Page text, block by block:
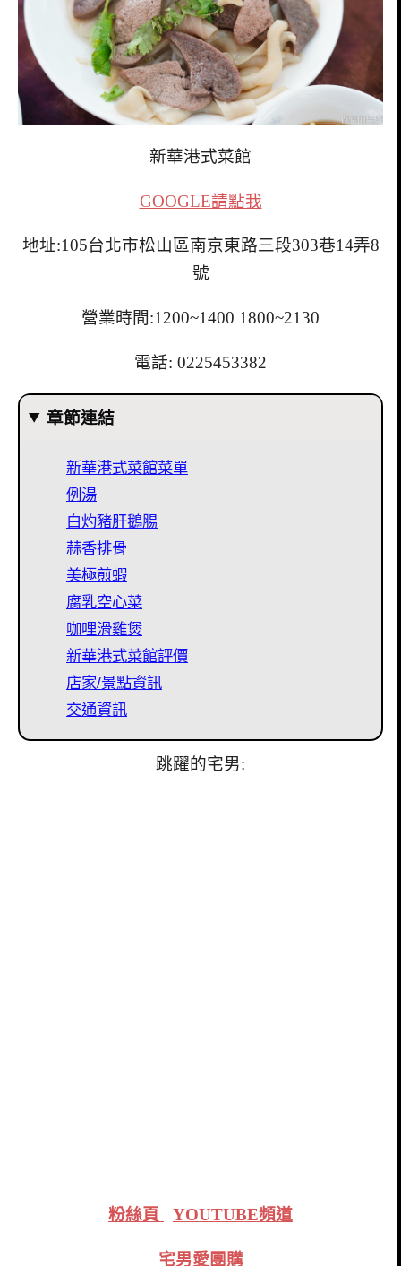
新華港式菜館
GOOGLE請點我
地址:105台北市松山區南京東路三段303巷14弄8
號
營業時間:1200~1400 1800~2130
電話: 0225453382
章節連結
新華港式菜館菜單
例湯
白灼豬肝鵝腸
蒜香排骨
美極煎蝦
腐乳空心菜
咖哩滑雞煲
新華港式菜館評價
店家/景點資訊
交通資訊
跳躍的宅男:
粉絲頁 YOUTUBE頻道
宅男愛團購